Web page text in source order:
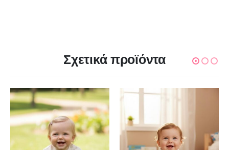
Σχετικά προϊόντα